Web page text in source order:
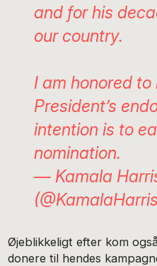
and for his
our country.
I am honored to
President’s
intention is to
nomination.
— Kamala
Øjeblikkeligt efter kom
donere til hendes